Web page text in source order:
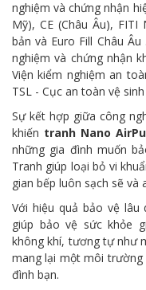
nghiệm và chứng nhận
Mỹ), CE (Châu Âu),
bản và Euro Fill Châu
nghiệm và chứng nhận
Viện kiểm nghiệm an
TSL - Cục an toàn vệ
Sự kết hợp giữa công
khiến tranh Nano
những gia đình muốn
Tranh giúp loại bỏ vi
gian bếp luôn sạch sẽ và
Với hiệu quả bảo vệ lâu
giúp bảo vệ sức khỏe
không khí, tương tự như
mang lại một môi trường
đình bạn.